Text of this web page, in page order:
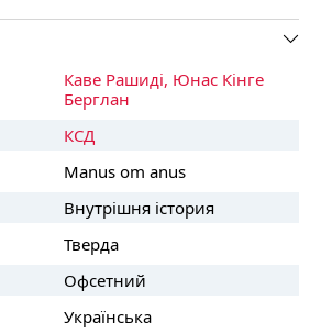
Каве Рашиді, Юнас Кінге
Берглан
КСД
Manus om anus
Внутрішня істория
Тверда
Офсетний
Українська